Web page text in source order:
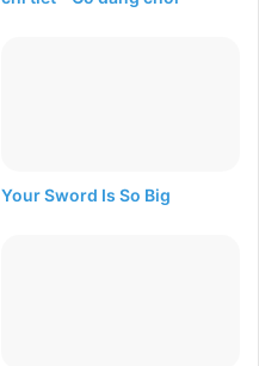
Your Sword Is So Big